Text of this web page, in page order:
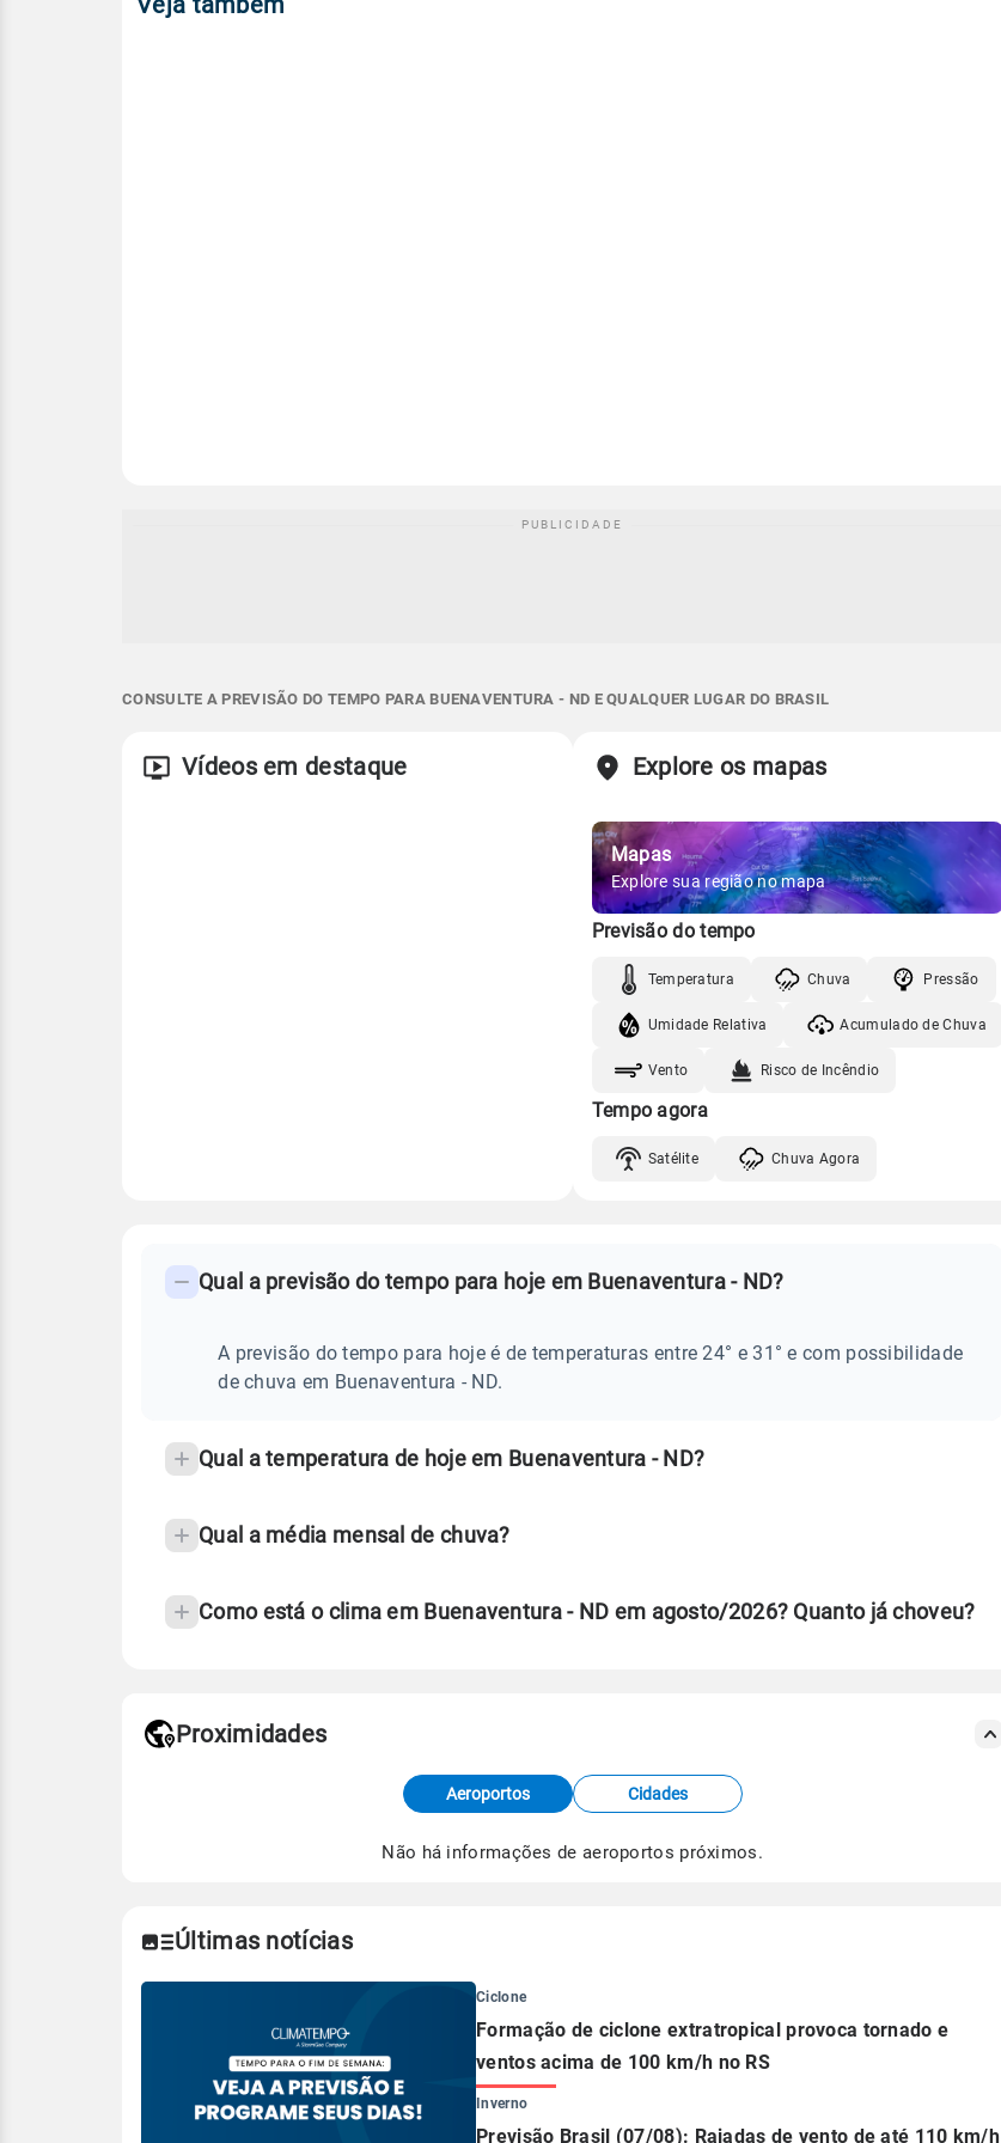
CONSULTE A PREVISÃO DO TEMPO PARA BUENAVENTURA - ND E QUALQUER LUGAR DO BRASIL
Vídeos em destaque Explore os mapas
Mapas
Explore sua região no mapa
Previsão do tempo
Temperatura Chuva Pressão
Umidade Relativa Acumulado de Chuva
Vento Risco de Incêndio
Tempo agora
Satélite Chuva Agora
PREVISÃO
BUENAVENTURA
frequentes
temperatura
Qual a previsão do tempo para hoje em Buenaventura - ND?
A previsão do tempo para hoje é de temperaturas entre 24° e 31° e com possibilidade
de chuva em Buenaventura - ND.
Qual a temperatura de hoje em Buenaventura - ND?
Qual a média mensal de chuva?
Como está o clima em Buenaventura - ND em agosto/2026? Quanto já choveu?
de Tempo e Estudos Climáticos (CPTEC).
Proximidades
Aeroportos Cidades
Não há informações de aeroportos próximos.
Últimas notícias
Ciclone
Formação de ciclone extratropical provoca tornado e
ventos acima de 100 km/h no RS
Inverno
Previsão Brasil (07/08): Rajadas de vento de até 110 km/h